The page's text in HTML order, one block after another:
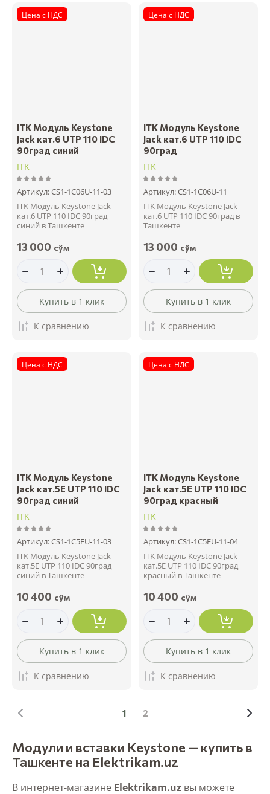
Цена с НДС
ITK Модуль Keystone
Jack кат.6 UTP 110 IDC
90град синий
ITK
Артикул:CS1-1C06U-11-03
ITK Модуль Keystone Jack
кат.6 UTP 110 IDC 90град
синий в Ташкенте
13 000 сўм
Купить в 1 клик
К сравнению
Цена с НДС
ITK Модуль Keystone
Jack кат.6 UTP 110 IDC
90град
ITK
Артикул:CS1-1C06U-11
ITK Модуль Keystone Jack
кат.6 UTP 110 IDC 90град в
Ташкенте
13 000 сўм
Купить в 1 клик
К сравнению
Цена с НДС
ITK Модуль Keystone
Jack кат.5E UTP 110 IDC
90град синий
ITK
Артикул:CS1-1C5EU-11-03
ITK Модуль Keystone Jack
кат.5E UTP 110 IDC 90град
синий в Ташкенте
10 400 сўм
Купить в 1 клик
К сравнению
Цена с НДС
ITK Модуль Keystone
Jack кат.5E UTP 110 IDC
90град красный
ITK
Артикул:CS1-1C5EU-11-04
ITK Модуль Keystone Jack
кат.5E UTP 110 IDC 90град
красный в Ташкенте
10 400 сўм
Купить в 1 клик
К сравнению
1 2
Модули и вставки Keystone — купить в
Ташкенте на Elektrikam.uz
В интернет-магазине Elektrikam.uz вы можете